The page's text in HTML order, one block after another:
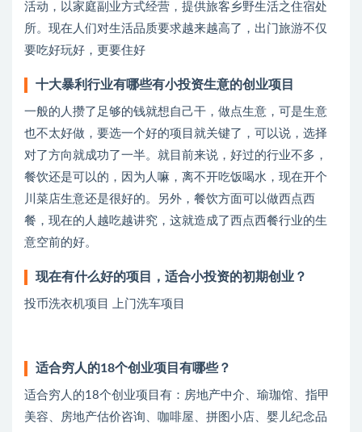
活动，以家庭副业方式经营，提供旅客乡野生活之住宿处
所。现在人们对生活品质要求越来越高了，出门旅游不仅
要吃好玩好，更要住好
十大暴利行业有哪些有小投资生意的创业项目
一般的人攒了足够的钱就想自己干，做点生意，可是生意
也不太好做，要选一个好的项目就关键了，可以说，选择
对了方向就成功了一半。就目前来说，好过的行业不多，
餐饮还是可以的，因为人嘛，离不开吃饭喝水，现在开个
川菜店生意还是很好的。另外，餐饮方面可以做西点西
餐，现在的人越吃越讲究，这就造成了西点西餐行业的生
意空前的好。
现在有什么好的项目，适合小投资的初期创业？
投币洗衣机项目 上门洗车项目
适合穷人的18个创业项目有哪些？
适合穷人的18个创业项目有：房地产中介、瑜珈馆、指甲
美容、房地产估价咨询、咖啡屋、拼图小店、婴儿纪念品